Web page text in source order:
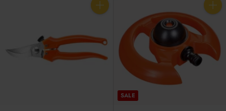
Aantal
SALE
Aantal